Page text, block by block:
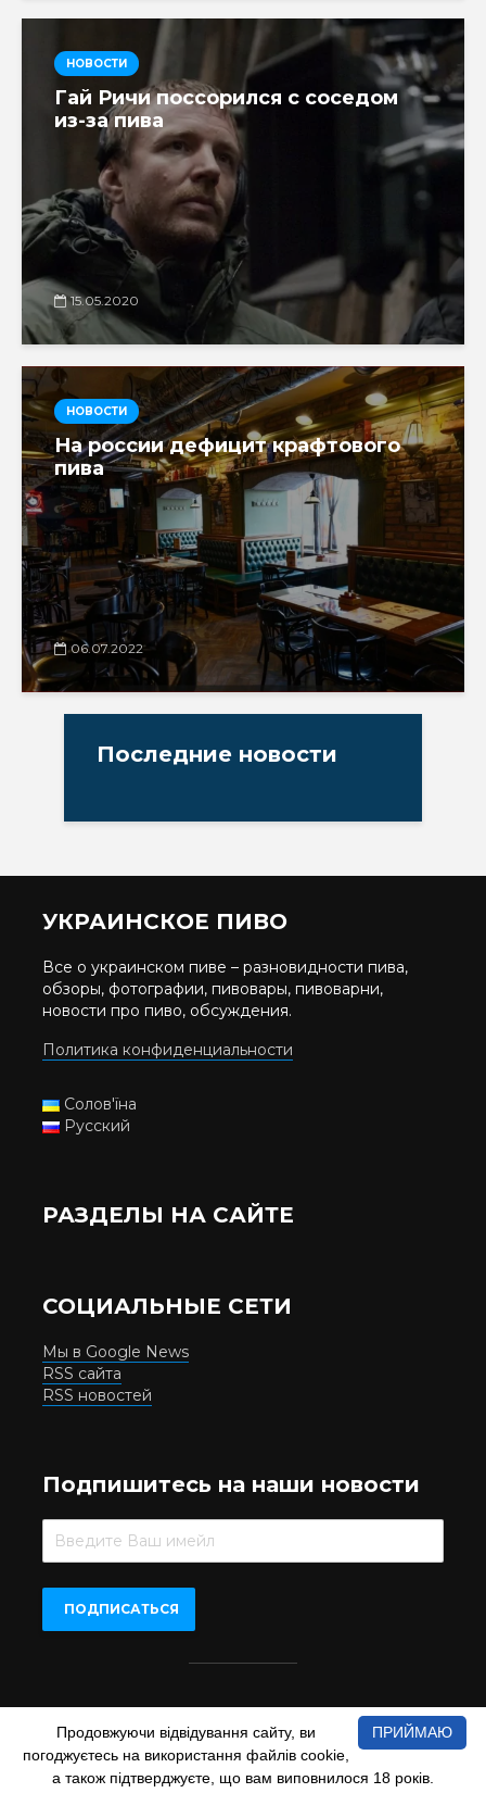
НОВОСТИ
Гай Ричи поссорился с соседом
из-за пива
15.05.2020
НОВОСТИ
На россии дефицит крафтового
пива
06.07.2022
Последние новости
УКРАИНСКОЕ ПИВО
Все о украинском пиве – разновидности пива,
обзоры, фотографии, пивовары, пивоварни,
новости про пиво, обсуждения.
Политика конфиденциальности
Солов'їна
Русский
РАЗДЕЛЫ НА САЙТЕ
СОЦИАЛЬНЫЕ СЕТИ
Мы в Google News
RSS сайта
RSS новостей
Подпишитесь на наши новости
Beer.UA © 2016-2022
При копіюванні матеріалів з сайту обов'язкове пряме
відкрите для пошукових систем гіперпосилання на сайт
www.beer.ua
ПРИЙМАЮ
Продовжуючи відвідування сайту, ви
погоджуєтесь на використання файлів cookie,
а також підтверджуєте, що вам виповнилося 18 років.